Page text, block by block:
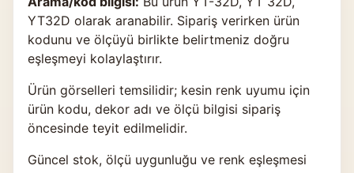
YT32D olarak aranabilir. Sipariş verirken ürün
kodunu ve ölçüyü birlikte belirtmeniz doğru
eşleşmeyi kolaylaştırır.
Ürün görselleri temsilidir; kesin renk uyumu için
ürün kodu, dekor adı ve ölçü bilgisi sipariş
öncesinde teyit edilmelidir.
Güncel stok, ölçü uygunluğu ve renk eşleşmesi